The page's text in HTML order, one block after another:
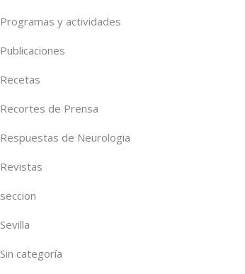
Programas y actividades
Publicaciones
Recetas
Recortes de Prensa
Respuestas de Neurologia
Revistas
seccion
Sevilla
Sin categoría